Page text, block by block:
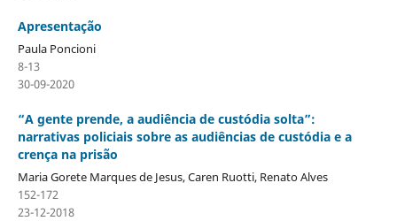
Apresentação
Paula Poncioni
8-13
30-09-2020
“A gente prende, a audiência de custódia solta”:
narrativas policiais sobre as audiências de custódia e a
crença na prisão
Maria Gorete Marques de Jesus, Caren Ruotti, Renato Alves
152-172
23-12-2018